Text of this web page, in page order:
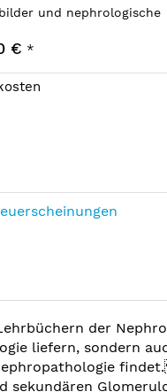
und nephrologische
€ *
der
liefern, sondern
sekundären